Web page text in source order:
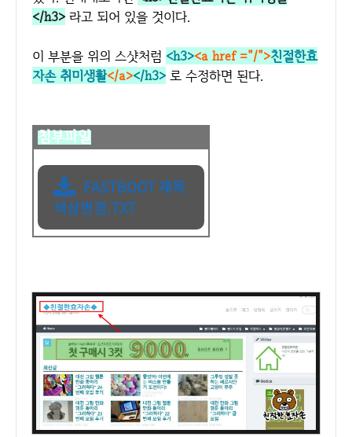
</h3> 라고 되어 있을 것이다.
이 부분을 위의 스샷처럼 <h3><a href ="/">친절한효
자손 취미생활</a></h3> 로 수정하면 된다.
첨부파일
FASTBOOT 제목
색상변경.TXT